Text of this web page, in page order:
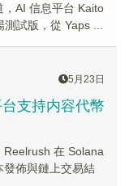
AI 信息平台 Kaito
試版，從 Yaps ...
5月23日
支持内容代幣
在 Solana
發佈與鏈上交易結